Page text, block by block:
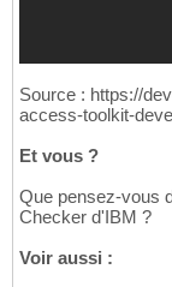
Source : https://
access-toolkit-
Et vous ?
Que pensez-vous
Checker d'IBM ?
Voir aussi :